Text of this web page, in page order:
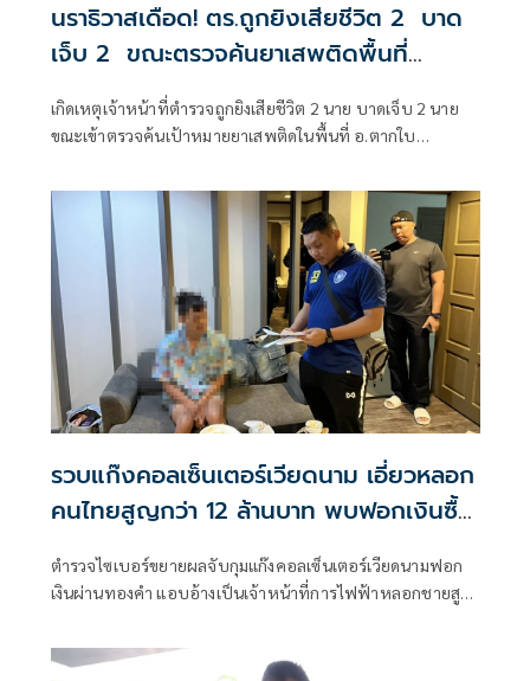
นราธิวาสเดือด! ตร.ถูกยิงเสียชีวิต 2 บาด
เจ็บ 2 ขณะตรวจค้นยาเสพติดพื้นที่
เกิดเหตุเจ้าหน้าที่ตำรวจถูกยิงเสียชีวิต 2 นาย บาดเจ็บ 2 นาย
ขณะเข้าตรวจค้นเป้าหมายยาเสพติดในพื้นที่ อ.ตากใบ
รวบแก๊งคอลเซ็นเตอร์เวียดนาม เอี่ยวหลอก
คนไทยสูญกว่า 12 ล้านบาท พบฟอกเงินซื้อ
ตำรวจไซเบอร์ขยายผลจับกุมแก๊งคอลเซ็นเตอร์เวียดนามฟอก
เงินผ่านทองคำ แอบอ้างเป็นเจ้าหน้าที่การไฟฟ้าหลอกชายสูง
เงินของเจ้าหน้าที่